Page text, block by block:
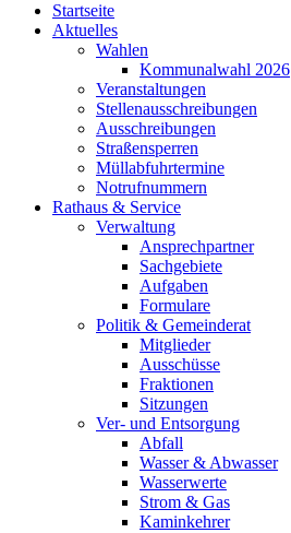
Startseite
Aktuelles
Wahlen
Kommunalwahl 2026
Veranstaltungen
Stellenausschreibungen
Ausschreibungen
Straßensperren
Müllabfuhrtermine
Notrufnummern
Rathaus & Service
Verwaltung
Ansprechpartner
Sachgebiete
Aufgaben
Formulare
Politik & Gemeinderat
Mitglieder
Ausschüsse
Fraktionen
Sitzungen
Ver- und Entsorgung
Abfall
Wasser & Abwasser
Wasserwerte
Strom & Gas
Kaminkehrer